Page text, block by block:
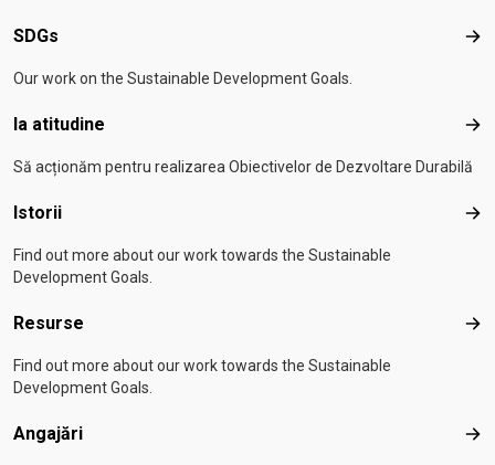
SDGs
Our work on the Sustainable Development Goals.
Ia atitudine Ia
Să acționăm pentru realizarea Obiectivelor de Dezvoltare Durabilă
Istorii
Find out more about our work towards the Sustainable
Development Goals.
Resurse
Find out more about our work towards the Sustainable
Development Goals.
Angajări